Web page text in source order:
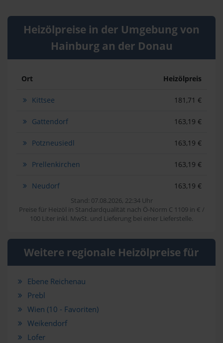
Heizölpreise in der Umgebung von
Hainburg an der Donau
Ort Heizölpreis
Kittsee 181,71 €
Gattendorf 163,19 €
Potzneusiedl 163,19 €
Prellenkirchen 163,19 €
Neudorf 163,19 €
Stand: 07.08.2026, 22:34 Uhr
Preise für Heizöl in Standardqualität nach Ö-Norm C 1109 in € /
100 Liter inkl. MwSt. und Lieferung bei einer Lieferstelle.
Weitere regionale Heizölpreise für
Ebene Reichenau
Prebl
Wien (10 - Favoriten)
Weikendorf
Lofer